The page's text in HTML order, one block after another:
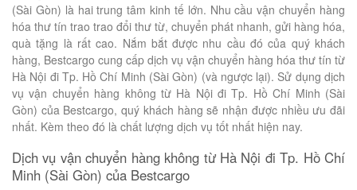
(Sài Gòn) là hai trung tâm kinh tế lớn. Nhu cầu vận chuyển hàng
hóa thư tín trao trao đổi thư từ, chuyển phát nhanh, gửi hàng hóa,
quà tặng là rất cao. Nắm bắt được nhu cầu đó của quý khách
hàng, Bestcargo cung cấp dịch vụ vận chuyển hàng hóa thư tín từ
Hà Nội đi Tp. Hồ Chí Minh (Sài Gòn) (và ngược lại). Sử dụng dịch
vụ vận chuyển hàng không từ Hà Nội đi Tp. Hồ Chí Minh (Sài
Gòn) của Bestcargo, quý khách hàng sẽ nhận được nhiều ưu đãi
nhất. Kèm theo đó là chất lượng dịch vụ tốt nhất hiện nay.
Dịch vụ vận chuyển hàng không từ Hà Nội đi Tp. Hồ Chí
Minh (Sài Gòn) của Bestcargo